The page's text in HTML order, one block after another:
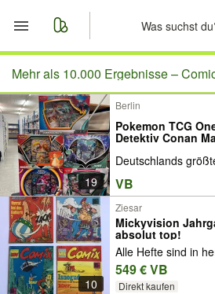
Start
Merkliste
Nachrichten
Anzeige aufgeben
Mehr als 10.000 Ergebnisse –
19
Berlin
Pokemon TCG
Detektiv Conan
Deutschlands
VB
10
Ziesar
Mickyvision
absolut top!
Alle Hefte sind in
549 € VB
Direkt kaufen